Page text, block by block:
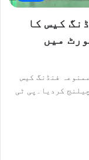
کیس کا
میں
فنڈنگ کیس
کردیا۔پی ٹی